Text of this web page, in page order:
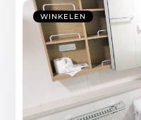
WINKELEN